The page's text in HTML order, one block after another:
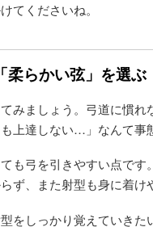
てくださいね。
柔らかい弦」を選ぶ
みましょう。弓道に慣
上達しない…」なんて事
も弓を引きやすい点で
ず、また射型も身に着け
をしっかり覚えていきた